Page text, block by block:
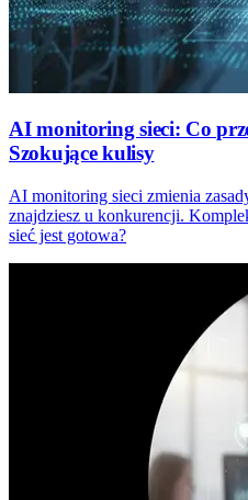
AI monitoring sieci: Co
Szokujące kulisy
AI monitoring sieci zmienia
znajdziesz u konkurencji.
sieć jest gotowa?